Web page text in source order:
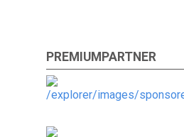
PREMIUMPARTNER